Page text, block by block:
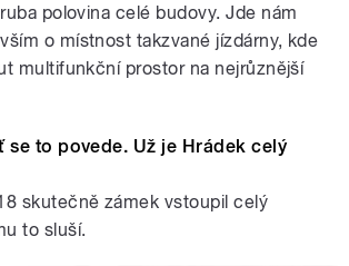
polovina celé budovy. Jde nám
o místnost takzvané jízdárny, kde
multifunkční prostor na nejrůznější
se to povede. Už je Hrádek celý
skutečně zámek vstoupil celý
to sluší.